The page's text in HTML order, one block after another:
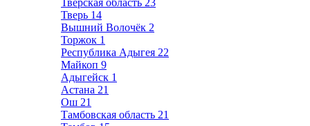
Тверская область 23
Тверь 14
Вышний Волочёк 2
Торжок 1
Республика Адыгея 22
Майкоп 9
Адыгейск 1
Астана 21
Ош 21
Тамбовская область 21